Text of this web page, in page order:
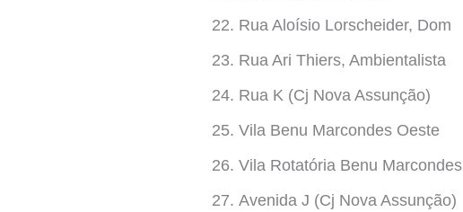
Rua Aloísio Lorscheider, Dom
Rua Ari Thiers, Ambientalista
Rua K (Cj Nova Assunção)
Vila Benu Marcondes Oeste
Vila Rotatória Benu Marcondes
Avenida J (Cj Nova Assunção)